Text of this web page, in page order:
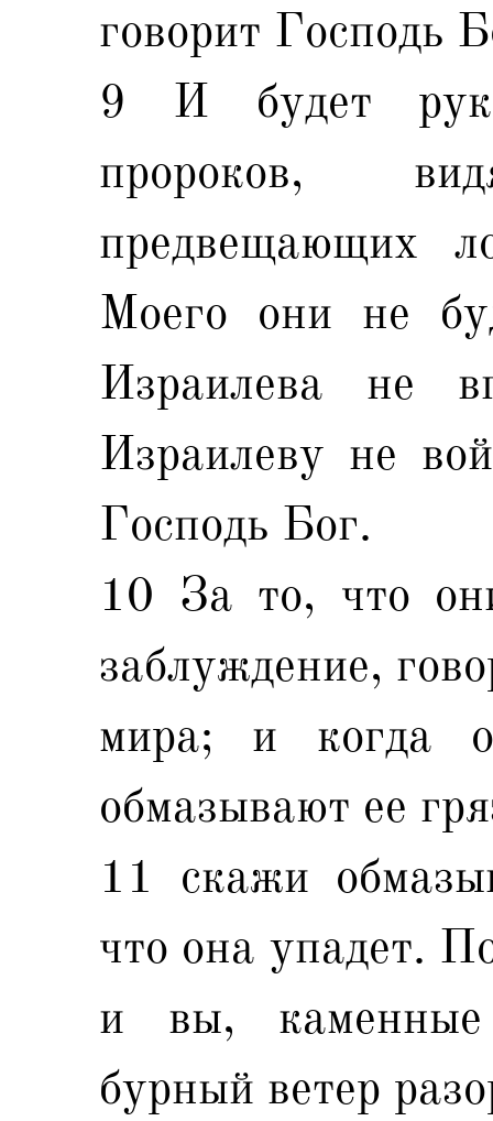
говорит Господь
9 И будет
пророков,
предвещающих
Моего они не
Израилева не
Израилеву не
Господь Бог.
10 За то, что
заблуждение,
мира; и когда
обмазывают ее
11 скажи
что она упадет.
и вы,
бурный ветер